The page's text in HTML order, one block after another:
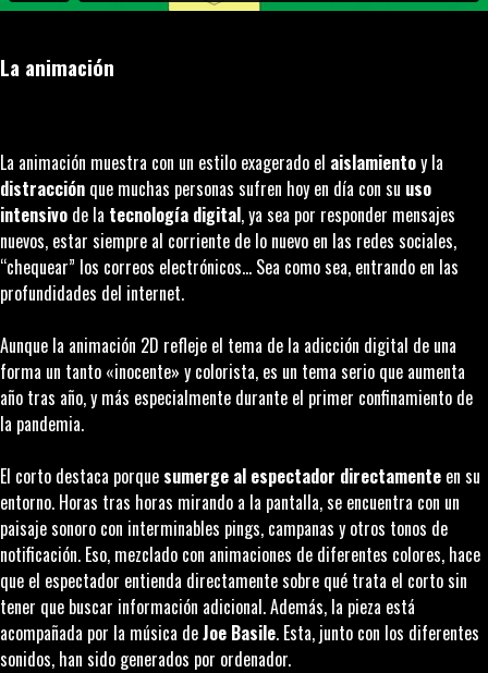
La animación
La animación muestra con un estilo exagerado el aislamientoy la
distracción que muchas personas sufren hoy en día con su uso
intensivo de la tecnología digital, ya sea por responder mensajes
nuevos, estar siempre al corriente de lo nuevo en las redes sociales,
“chequear” los correos electrónicos… Sea como sea, entrando en las
profundidades del internet.
Aunque la animación 2D refleje el tema de la adicción digital de una
forma un tanto «inocente» y colorista, es un tema serio que aumenta
año tras año, y más especialmente durante el primer confinamiento de
la pandemia.
El corto destaca porque sumerge al espectador directamente en su
entorno. Horas tras horas mirando a la pantalla, se encuentra con un
paisaje sonoro con interminables pings, campanas y otros tonos de
notificación. Eso, mezclado con animaciones de diferentes colores, hace
que el espectador entienda directamente sobre qué trata el corto sin
tener que buscar información adicional. Además, la pieza está
acompañada por la música deJoe Basile. Esta, junto con los diferentes
sonidos, han sido generados por ordenador.